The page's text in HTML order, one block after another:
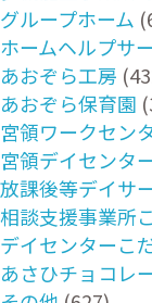
グループホーム
ホームヘルプサ
あおぞら工房
あおぞら保育園
宮領ワークセン
宮領デイセンタ
放課後等デイサ
相談支援事業所
デイセンターこ
あさひチョコレ